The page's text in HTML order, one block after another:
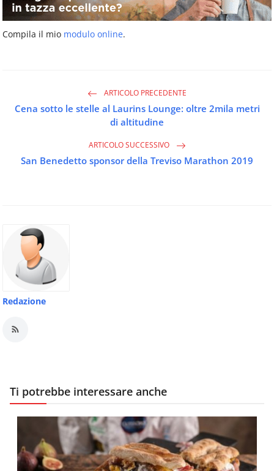
Compila il mio modulo online.
ARTICOLO PRECEDENTE
Cena sotto le stelle al Laurins Lounge: oltre 2mila metri
di altitudine
ARTICOLO SUCCESSIVO
San Benedetto sponsor della Treviso Marathon 2019
Redazione
Ti potrebbe interessare anche